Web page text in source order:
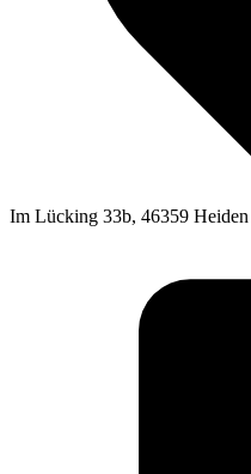
Im Lücking 33b, 46359 Heiden